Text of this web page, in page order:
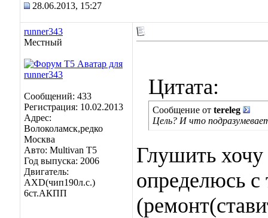
28.06.2013, 15:27
runner343
Местный
Сообщений: 433
Регистрация: 10.02.2013
Адрес:
Волоколамск,редко
Москва
Авто: Multivan T5
Год выпуска: 2006
Двигатель:
AXD(чип190л.с.)
6ст.АКПП
Цитата:
Сообщение от tereleg
Цель? И что
Глушить
определюсь с